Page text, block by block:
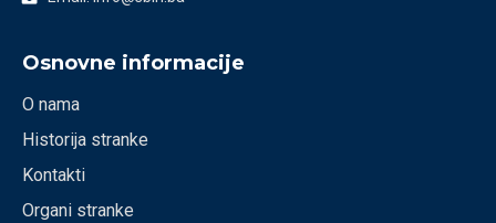
Osnovne informacije
O nama
Historija stranke
Kontakti
Organi stranke